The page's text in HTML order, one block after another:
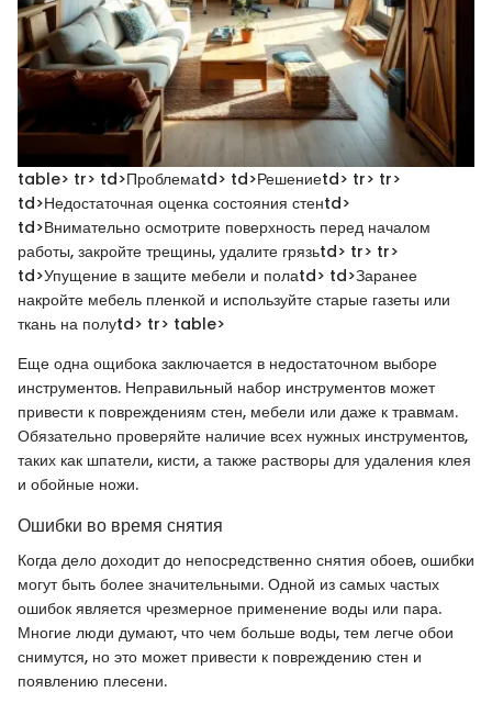
table> tr> td>Проблемаtd> td>Решениеtd> tr> tr>
td>Недостаточная оценка состояния стенtd>
td>Внимательно осмотрите поверхность перед началом
работы, закройте трещины, удалите грязьtd> tr> tr>
td>Упущение в защите мебели и полаtd> td>Заранее
накройте мебель пленкой и используйте старые газеты или
ткань на полуtd> tr> table>
Еще одна ощибока заключается в недостаточном выборе
инструментов. Неправильный набор инструментов может
привести к повреждениям стен, мебели или даже к травмам.
Обязательно проверяйте наличие всех нужных инструментов,
таких как шпатели, кисти, а также растворы для удаления клея
и обойные ножи.
Ошибки во время снятия
Когда дело доходит до непосредственно снятия обоев, ошибки
могут быть более значительными. Одной из самых частых
ошибок является чрезмерное применение воды или пара.
Многие люди думают, что чем больше воды, тем легче обои
снимутся, но это может привести к повреждению стен и
появлению плесени.